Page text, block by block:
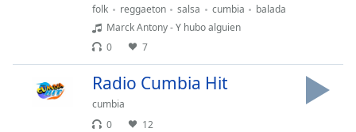
settings
folk reggaeton salsa cumbia
balada
Marck Antony - Y hubo alguien
0
7
Radio Cumbia Hit
cumbia
0
12